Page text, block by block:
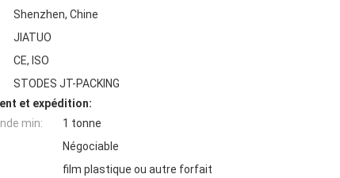
Shenzhen, Chine
JIATUO
CE, ISO
STODES JT-PACKING
et expédition:
min:
1 tonne
Négociable
film plastique ou autre forfait